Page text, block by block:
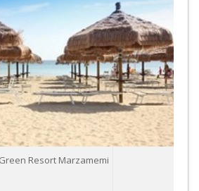
Resort Marzamemi